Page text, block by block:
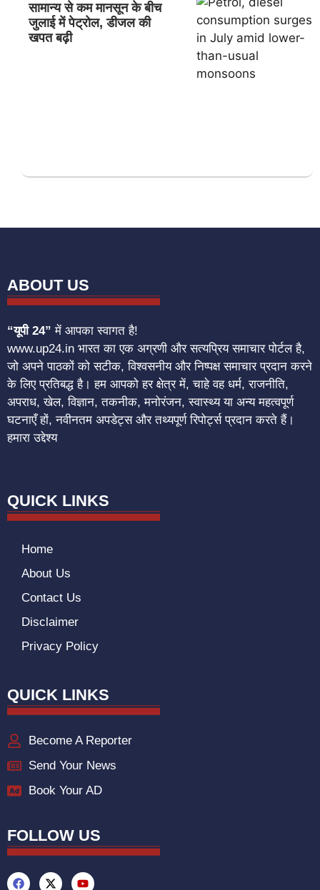
सामान्य से कम मानसून के बीच
जुलाई में पेट्रोल, डीजल की
खपत बढ़ी
ABOUT US
“यूपी 24” में आपका स्वागत है!
www.up24.in भारत का एक अग्रणी और सत्यप्रिय समाचार पोर्टल है,
जो अपने पाठकों को सटीक, विश्वसनीय और निष्पक्ष समाचार प्रदान करने
के लिए प्रतिबद्ध है। हम आपको हर क्षेत्र में, चाहे वह धर्म, राजनीति,
अपराध, खेल, विज्ञान, तकनीक, मनोरंजन, स्वास्थ्य या अन्य महत्वपूर्ण
घटनाएँ हों, नवीनतम अपडेट्स और तथ्यपूर्ण रिपोर्ट्स प्रदान करते हैं।
हमारा उद्देश्य
QUICK LINKS
Home
About Us
Contact Us
Disclaimer
Privacy Policy
QUICK LINKS
Become A Reporter
Send Your News
Book Your AD
FOLLOW US